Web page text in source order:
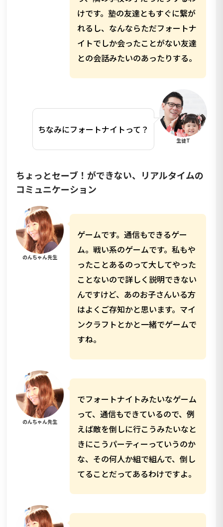
けです。塾の友達ともすぐに繋が
れるし、なんならただフォートナ
イトでしか会ったことがない友達
との会話みたいのあったりする。
ちなみにフォートナイトって？
生徒T
ちょっとセーブ！ができない、リアルタイムの
コミュニケーション
のんちゃん先生
ゲームです。通信もできるゲー
ム。戦い系のゲームです。私もや
ったことあるのって大してやった
ことないので詳しく説明できない
んですけど、あのお子さんいる方
はよくご存知かと思います。マイ
ンクラフトとかと一緒でゲームで
すね。
のんちゃん先生
でフォートナイトみたいなゲーム
って、通信もできているので、例
えば敵を倒しに行こうみたいなと
きにこうパーティーっていうのか
な、その何人か組で組んで、倒し
てることだってあるわけですよ。